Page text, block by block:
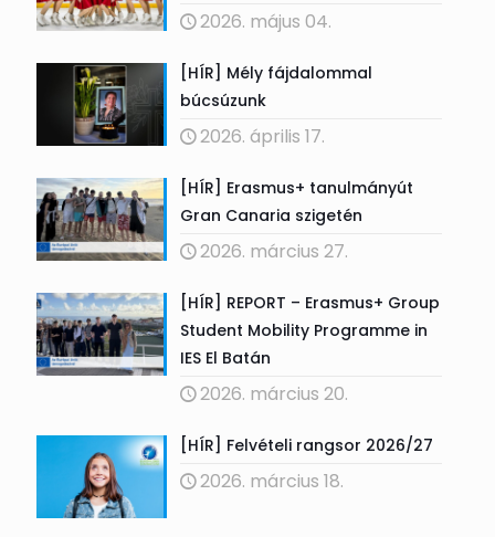
2026. május 04.
[HÍR] Mély fájdalommal
búcsúzunk
2026. április 17.
[HÍR] Erasmus+ tanulmányút
Gran Canaria szigetén
2026. március 27.
[HÍR] REPORT – Erasmus+ Group
Student Mobility Programme in
IES El Batán
2026. március 20.
[HÍR] Felvételi rangsor 2026/27
2026. március 18.